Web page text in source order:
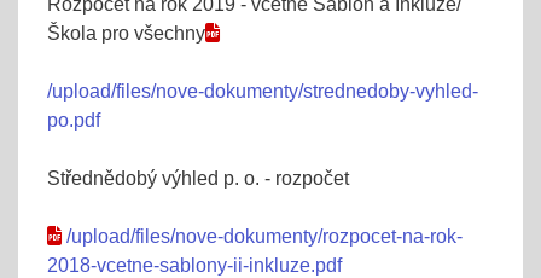
Rozpočet na rok 2019 - včetně Šablon a Inkluze/
Škola pro všechny
/upload/files/nove-dokumenty/strednedoby-vyhled-
po.pdf
Střednědobý výhled p. o. - rozpočet
/upload/files/nove-dokumenty/rozpocet-na-rok-
2018-vcetne-sablony-ii-inkluze.pdf